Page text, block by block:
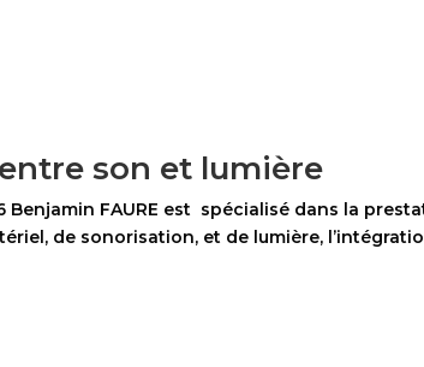
son et lumière
Benjamin FAURE est spécialisé dans la
de sonorisation, et de lumière,